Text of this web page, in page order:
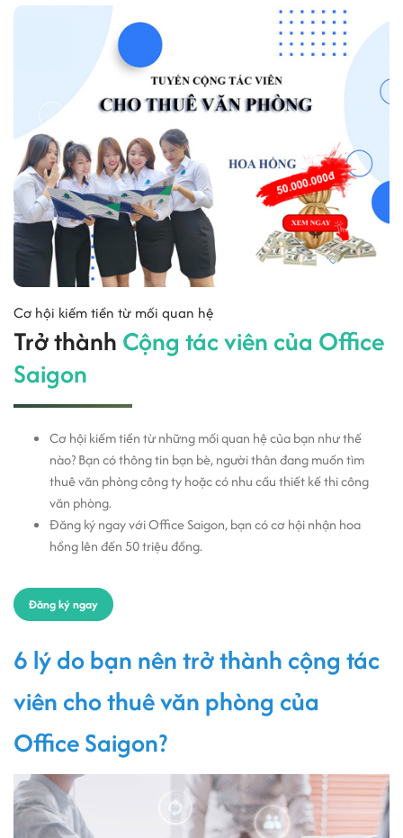
Cơ hội kiếm tiền từ mối quan hệ
Trở thành Cộng tác viên của Office
Saigon
Cơ hội kiếm tiền từ những mối quan hệ của bạn như thế
nào? Bạn có thông tin bạn bè, người thân đang muốn tìm
thuê văn phòng công ty hoặc có nhu cầu thiết kế thi công
văn phòng.
Đăng ký ngay với Office Saigon, bạn có cơ hội nhận hoa
hồng lên đến 50 triệu đồng.
Đăng ký ngay
6 lý do bạn nên trở thành cộng tác
viên cho thuê văn phòng của
Office Saigon?